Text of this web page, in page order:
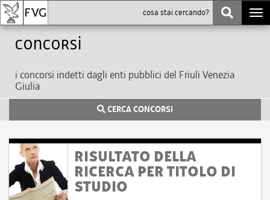
Concorsi
i concorsi indetti dagli enti pubblici del Friuli Venezia
Giulia
CERCA CONCORSI
RISULTATO DELLA
RICERCA PER TITOLO DI
STUDIO